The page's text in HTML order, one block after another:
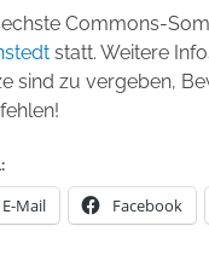
Commons-
statt. Weitere
sind zu vergeben,
E-Mail Facebook